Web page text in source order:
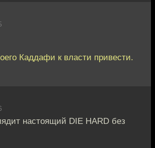
Каддафи к власти привести.
настоящий DIE HARD без